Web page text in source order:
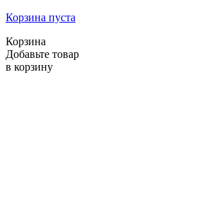
Корзина пуста
Корзина
Добавьте товар
в корзину